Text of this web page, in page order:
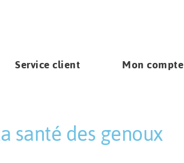
Service client Mon compte
santé des genoux